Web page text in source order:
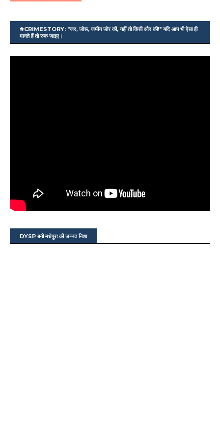
#CRIMESTORY: "जर, जोरू, जमीन जोर की, नहीं तो किसी और की!" यदि आप भी ऐसा ही
मानते हैं तो रुक जाइए।
DYSP बनी मधेपुरा की जन्नत निशा